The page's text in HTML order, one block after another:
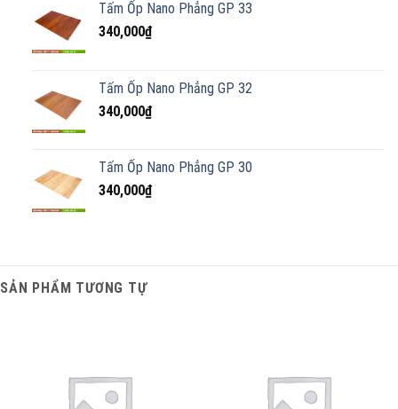
Tấm Ốp Nano Phẳng GP 33
340,000₫
Tấm Ốp Nano Phẳng GP 32
340,000₫
Tấm Ốp Nano Phẳng GP 30
340,000₫
SẢN PHẨM TƯƠNG TỰ